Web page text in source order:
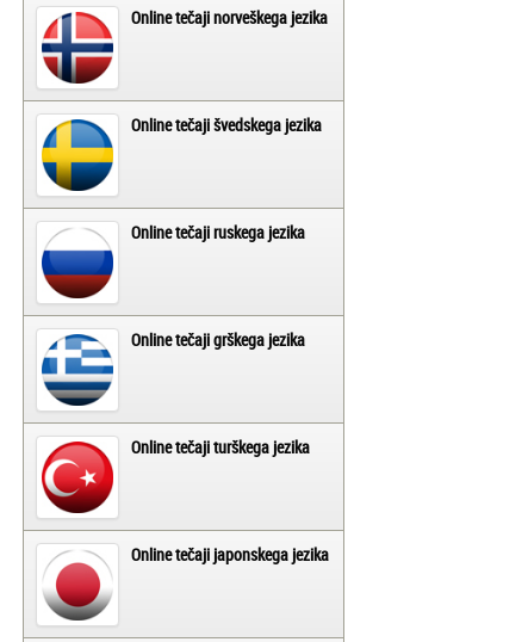
Online tečaji norveškega jezika
Online tečaji švedskega jezika
Online tečaji ruskega jezika
Online tečaji grškega jezika
Online tečaji turškega jezika
Online tečaji japonskega jezika